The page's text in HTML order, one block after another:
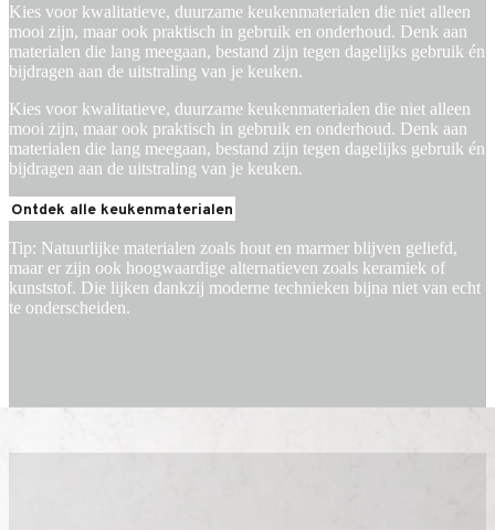
Kies voor kwalitatieve, duurzame keukenmaterialen die niet alleen
mooi zijn, maar ook praktisch in gebruik en onderhoud. Denk aan
materialen die lang meegaan, bestand zijn tegen dagelijks gebruik én
bijdragen aan de uitstraling van je keuken.
Kies voor kwalitatieve, duurzame keukenmaterialen die niet alleen
mooi zijn, maar ook praktisch in gebruik en onderhoud. Denk aan
materialen die lang meegaan, bestand zijn tegen dagelijks gebruik én
bijdragen aan de uitstraling van je keuken.
Ontdek alle keukenmaterialen
Tip: Natuurlijke materialen zoals hout en marmer blijven geliefd,
maar er zijn ook hoogwaardige alternatieven zoals keramiek of
kunststof. Die lijken dankzij moderne technieken bijna niet van echt
te onderscheiden.